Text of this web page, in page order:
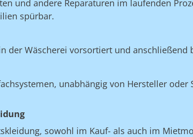
und andere Reparaturen im laufenden
spürbar.
der Wäscherei vorsortiert und
unabhängig von Hersteller
sowohl im Kauf- als auch im